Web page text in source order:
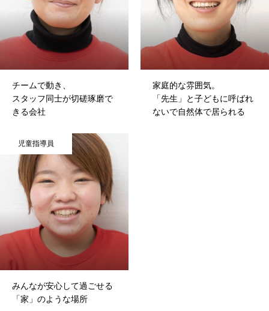
インタビュー
募集案内
チームで動き、
スタッフ同士が切磋琢磨で
きる会社
家庭的な雰囲気。
「先生」と子どもに呼ばれ
ないで自然体で居られる
児童指導員
みんなが安心して過ごせる
「家」のような場所